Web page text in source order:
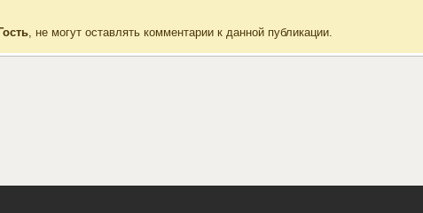
Гость, не могут оставлять комментарии к данной публикации.